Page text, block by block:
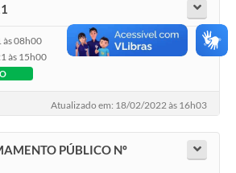
– Decisões
Conservação e Defesa do
08h00
às 15h00
Atualizado em: 18/02/2022 às 16h03
PÚBLICO Nº